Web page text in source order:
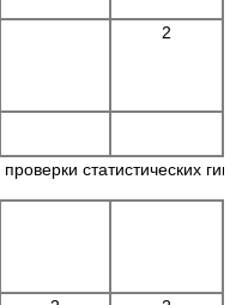
2
статистических